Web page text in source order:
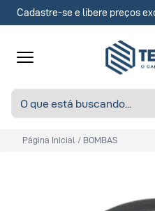
Cadastre-se e libere preços
Página Inicial / BOMBAS